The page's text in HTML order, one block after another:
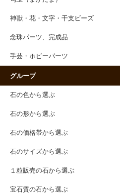
神獣・花・文字・干支ビーズ
念珠パーツ、完成品
手芸・ホビーパーツ
グループ
石の色から選ぶ
石の形から選ぶ
石の価格帯から選ぶ
石のサイズから選ぶ
１粒販売の石から選ぶ
宝石質の石から選ぶ